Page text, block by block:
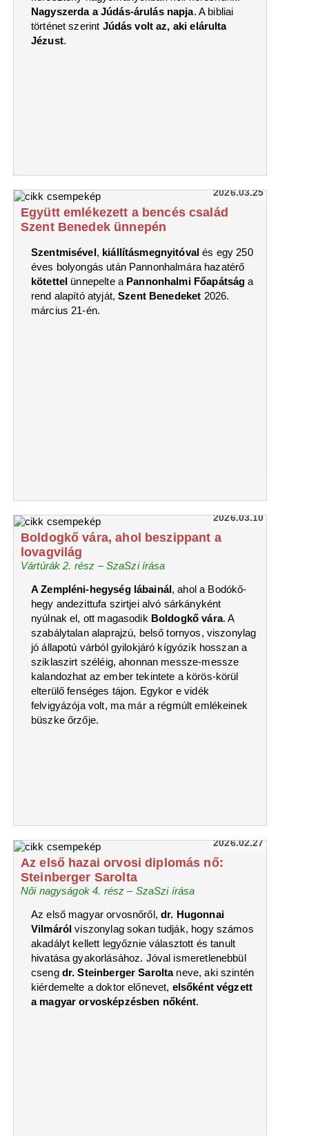
Nagyszerda a Júdás-árulás napja. A bibliai
történet szerint Júdás volt az, aki elárulta
Jézust.
2026.03.25
Együtt emlékezett a bencés család
Szent Benedek ünnepén
Szentmisével, kiállításmegnyitóvalés egy 250
éves bolyongás után Pannonhalmára hazatérő
kötettel ünnepelte a Pannonhalmi Főapátság a
rend alapító atyját,Szent Benedeket 2026.
március 21-én.
2026.03.10
Boldogkő vára, ahol beszippant a
lovagvilág
Vártúrák 2. rész – SzaSzi írása
A Zempléni-hegység lábainál, ahol a Bodókő-
hegy andezittufa szirtjei alvó sárkányként
nyúlnak el, ott magasodik Boldogkő vára. A
szabálytalan alaprajzú, belső tornyos, viszonylag
jó állapotú várból gyilokjáró kígyózik hosszan a
sziklaszirt széléig, ahonnan messze-messze
kalandozhat az ember tekintete a körös-körül
elterülő fenséges tájon. Egykor e vidék
felvigyázója volt, ma már a régmúlt emlékeinek
büszke őrzője.
2026.02.27
Az első hazai orvosi diplomás nő:
Steinberger Sarolta
Női nagyságok 4. rész – SzaSzi írása
Az első magyar orvosnőről,dr. Hugonnai
Vilmáról viszonylag sokan tudják, hogy számos
akadályt kellett legyőznie választott és tanult
hivatása gyakorlásához. Jóval ismeretlenebbül
cseng dr. Steinberger Saroltaneve, aki szintén
kiérdemelte a doktor előnevet, elsőként végzett
a magyar orvosképzésben nőként.